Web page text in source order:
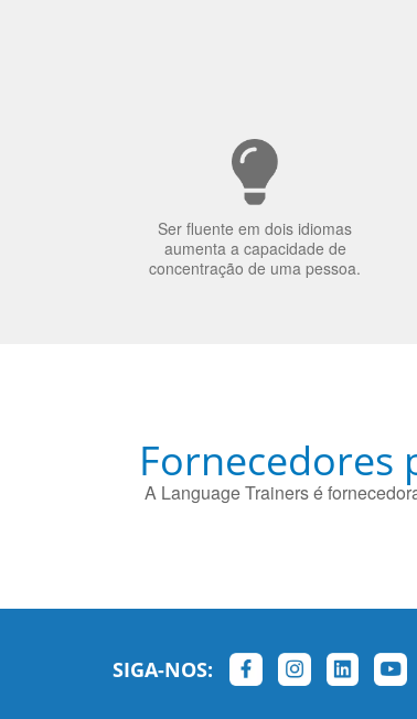
Ser fluente em dois idiomas
aumenta a capacidade de
concentração de uma pessoa.
Fornecedores
A Language Trainers é
SIGA-NOS: